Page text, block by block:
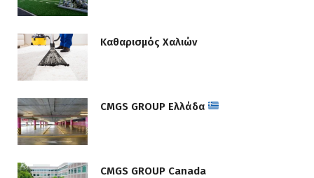
Καθαρισμός Χαλιών
CMGS GROUP Ελλάδα
CMGS GROUP Canada